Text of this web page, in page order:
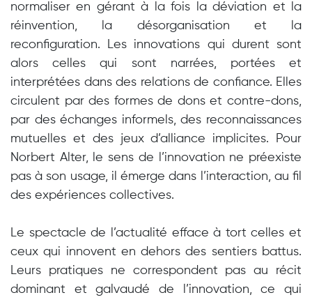
normaliser en gérant à la fois la déviation et la
réinvention, la désorganisation et la
reconfiguration. Les innovations qui durent sont
alors celles qui sont narrées, portées et
interprétées dans des relations de confiance. Elles
circulent par des formes de dons et contre-dons,
par des échanges informels, des reconnaissances
mutuelles et des jeux d’alliance implicites. Pour
Norbert Alter, le sens de l’innovation ne préexiste
pas à son usage, il émerge dans l’interaction, au fil
des expériences collectives.
Le spectacle de l’actualité efface à tort celles et
ceux qui innovent en dehors des sentiers battus.
Leurs pratiques ne correspondent pas au récit
dominant et galvaudé de l’innovation, ce qui